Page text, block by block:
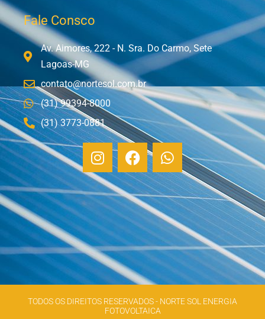
Fale Consco
Av. Aimores, 222 - N. Sra. Do Carmo, Sete
Lagoas-MG
contato@nortesol.com.br
(31) 99394-8000
(31) 3773-0881
TODOS OS DIREITOS RESERVADOS - NORTE SOL ENERGIA
FOTOVOLTAICA